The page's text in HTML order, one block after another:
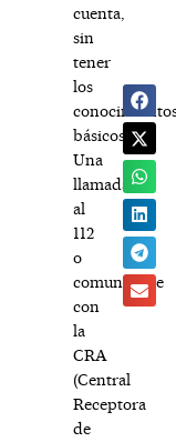
cuenta,
sin
tener
los
básicos.
Una
llamada
al
112
o
comunicarse
con
la
CRA
(Central
Receptora
de